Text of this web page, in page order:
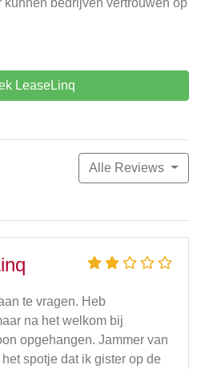
kunnen bedrijven vertrouwen op
LeaseLinq
Alle Reviews
te vragen. Heb
na het welkom bij
opgehangen. Jammer van
spotje dat ik gister op de